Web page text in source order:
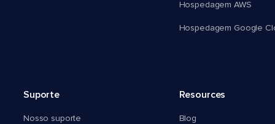
Hospedagem AWS
Hospedagem Google
Suporte
Nosso suporte
Resources
Blog